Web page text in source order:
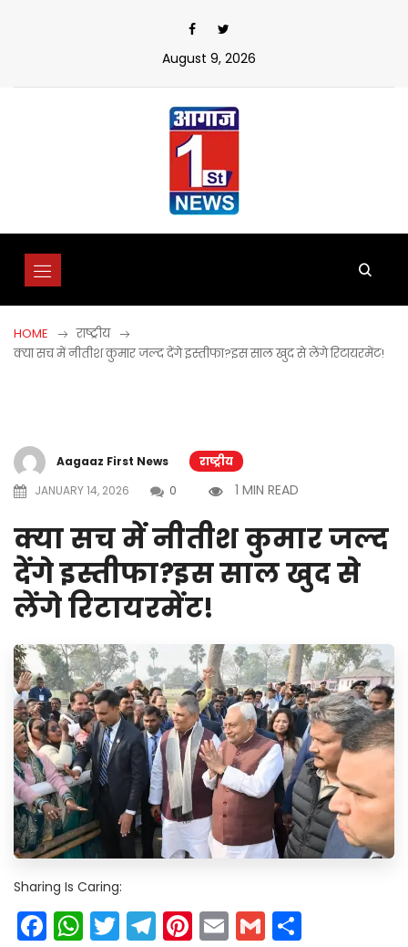
August 9, 2026
HOME
राष्ट्रीय
क्या सच में नीतीश कुमार जल्द देंगे इस्तीफा?इस साल खुद से लेंगे रिटायरमेंट!
Aagaaz First News
राष्ट्रीय
JANUARY 14, 2026
0 1 MIN READ
क्या सच में नीतीश कुमार जल्द
देंगे इस्तीफा?इस साल खुद से
लेंगे रिटायरमेंट!
Sharing Is Caring:
Facebook
WhatsApp
Twitter
Telegram
Pinterest
EmailGmail